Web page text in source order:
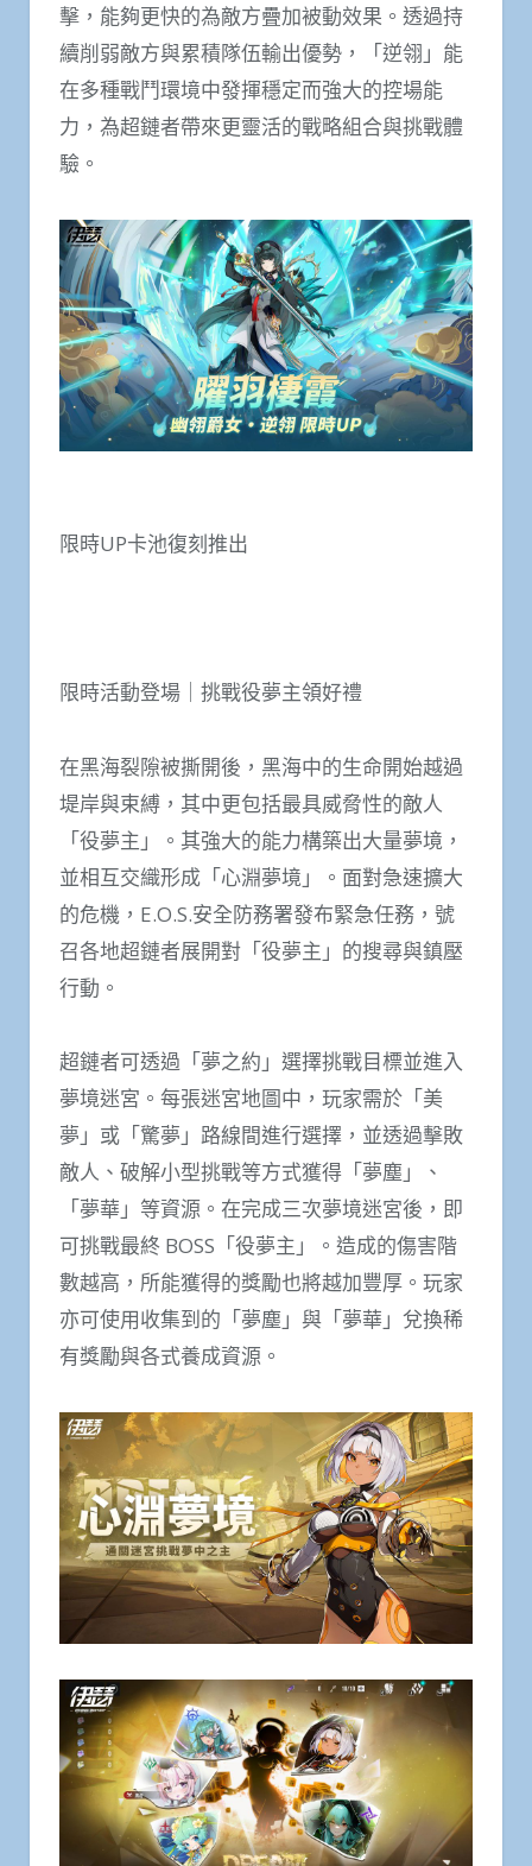
擊，能夠更快的為敵方疊加被動效果。透過持
續削弱敵方與累積隊伍輸出優勢，「逆翎」能
在多種戰鬥環境中發揮穩定而強大的控場能
力，為超鏈者帶來更靈活的戰略組合與挑戰體
驗。
限時UP卡池復刻推出
限時活動登場｜挑戰役夢主領好禮
在黑海裂隙被撕開後，黑海中的生命開始越過
堤岸與束縛，其中更包括最具威脅性的敵人
「役夢主」。其強大的能力構築出大量夢境，
並相互交織形成「心淵夢境」。面對急速擴大
的危機，E.O.S.安全防務署發布緊急任務，號
召各地超鏈者展開對「役夢主」的搜尋與鎮壓
行動。
超鏈者可透過「夢之約」選擇挑戰目標並進入
夢境迷宮。每張迷宮地圖中，玩家需於「美
夢」或「驚夢」路線間進行選擇，並透過擊敗
敵人、破解小型挑戰等方式獲得「夢塵」、
「夢華」等資源。在完成三次夢境迷宮後，即
可挑戰最終 BOSS「役夢主」。造成的傷害階
數越高，所能獲得的獎勵也將越加豐厚。玩家
亦可使用收集到的「夢塵」與「夢華」兌換稀
有獎勵與各式養成資源。